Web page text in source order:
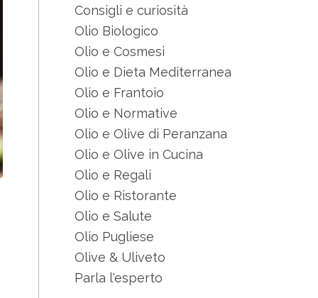
Consigli e curiosità
Olio Biologico
Olio e Cosmesi
Olio e Dieta Mediterranea
Olio e Frantoio
Olio e Normative
Olio e Olive di Peranzana
Olio e Olive in Cucina
Olio e Regali
Olio e Ristorante
Olio e Salute
Olio Pugliese
Olive & Uliveto
Parla l'esperto